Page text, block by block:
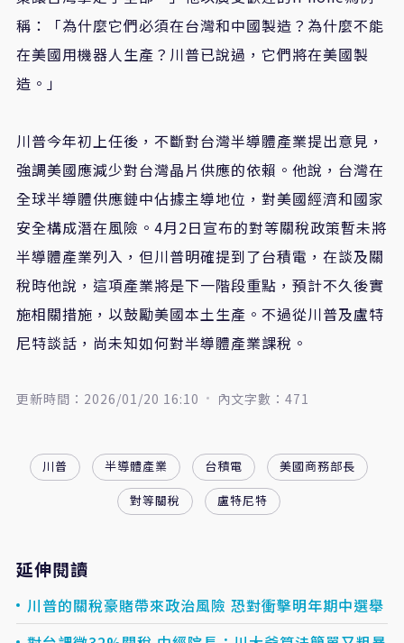
稱：「為什麼它們必須在台灣和中國製造？為什麼不能
在美國用機器人生產？川普已說過，它們將在美國製
造。」
川普今年初上任後，不斷對台灣半導體產業提出意見，
強調美國應減少對台灣晶片供應的依賴。他說，台灣在
全球半導體供應鏈中佔據主導地位，對美國經濟和國家
安全構成潛在風險。4月2日宣布的對等關稅政策暫未將
半導體產業列入，但川普明確提到了台積電，在談及關
稅時他說，這項產業將是下一階段重點，預計不久後實
施相關措施，以鼓勵美國本土生產。不過從川普及盧特
尼特談話，尚未知如何對半導體產業課稅。
更新時間：2026/01/20 16:10 內文字數：471
川普 半導體產業 台積電
美國商務部長
對等關稅
盧特尼特
延伸閱讀
川普的關稅豪賭帶來政治風險 恐對衝擊明年期中選舉